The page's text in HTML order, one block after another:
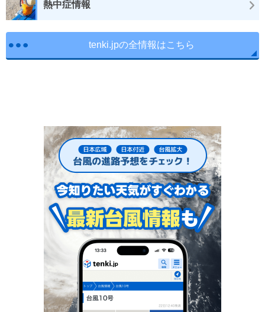
熱中症情報
tenki.jpの全情報はこちら